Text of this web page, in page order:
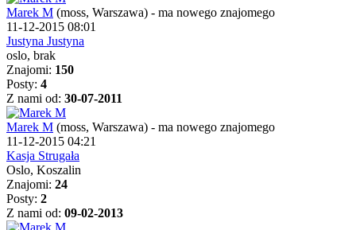
Marek M (moss, Warszawa) - ma nowego znajomego
11-12-2015 08:01
Justyna Justyna
oslo, brak
Znajomi: 150
Posty: 4
Z nami od: 30-07-2011
Marek M (moss, Warszawa) - ma nowego znajomego
11-12-2015 04:21
Kasja Strugała
Oslo, Koszalin
Znajomi: 24
Posty: 2
Z nami od: 09-02-2013